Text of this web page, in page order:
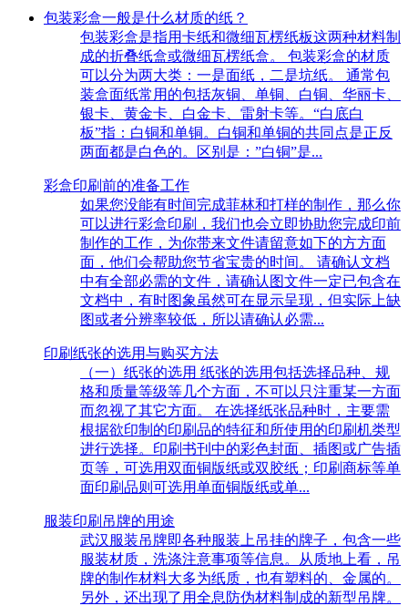
包装彩盒一般是什么材质的纸？
包装彩盒是指用卡纸和微细瓦楞纸板这两种材料制
成的折叠纸盒或微细瓦楞纸盒。 包装彩盒的材质
可以分为两大类：一是面纸，二是坑纸。 通常包
装盒面纸常用的包括灰铜、单铜、白铜、华丽卡、
银卡、黄金卡、白金卡、雷射卡等。“白底白
板”指：白铜和单铜。白铜和单铜的共同点是正反
两面都是白色的。区别是：”白铜”是...
彩盒印刷前的准备工作
如果您没能有时间完成菲林和打样的制作，那么你
可以进行彩盒印刷，我们也会立即协助您完成印前
制作的工作，为你带来文件请留意如下的方方面
面，他们会帮助您节省宝贵的时间。 请确认文档
中有全部必需的文件，请确认图文件一定已包含在
文档中，有时图象虽然可在显示呈现，但实际上缺
图或者分辨率较低，所以请确认必需...
印刷纸张的选用与购买方法
（一）纸张的选用 纸张的选用包括选择品种、规
格和质量等级等几个方面，不可以只注重某一方面
而忽视了其它方面。 在选择纸张品种时，主要需
根据欲印制的印刷品的特征和所使用的印刷机类型
进行选择。印刷书刊中的彩色封面、插图或广告插
页等，可选用双面铜版纸或双胶纸；印刷商标等单
面印刷品则可选用单面铜版纸或单...
服装印刷吊牌的用途
武汉服装吊牌即各种服装上吊挂的牌子，包含一些
服装材质，洗涤注意事项等信息。从质地上看，吊
牌的制作材料大多为纸质，也有塑料的、金属的。
另外，还出现了用全息防伪材料制成的新型吊牌。